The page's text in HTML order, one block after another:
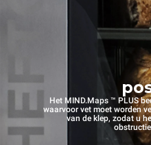
Het MIND.Maps ™ PLUS
waarvoor vet moet worden
van de klep, zodat u